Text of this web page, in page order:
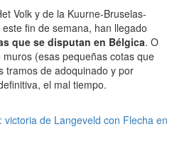
Volk y de la Kuurne-Bruselas-
fin de semana, han llegado
que se disputan en Bélgica. O
(esas pequeñas cotas que
tramos de adoquinado y por
el mal tiempo.